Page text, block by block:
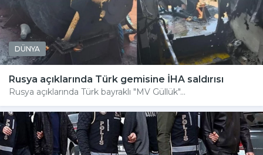
DÜNYA
Rusya açıklarında Türk gemisine İHA saldırısı
Rusya açıklarında Türk bayraklı "MV Güllük"...